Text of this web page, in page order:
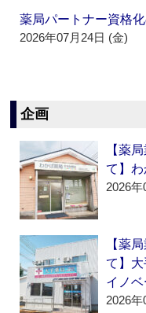
薬局パートナー資格
2026年07月24日 (金)
企画
【薬
て】わ
2026
【薬
て】
イノベ
2026